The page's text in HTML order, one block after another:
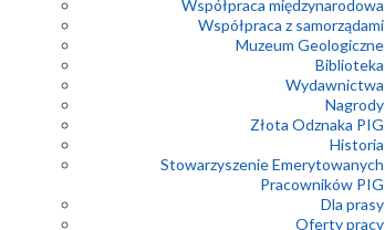
Współpraca międzynarodowa
Współpraca z samorządami
Muzeum Geologiczne
Biblioteka
Wydawnictwa
Nagrody
Złota Odznaka PIG
Historia
Stowarzyszenie Emerytowanych
Pracowników PIG
Dla prasy
Oferty pracy